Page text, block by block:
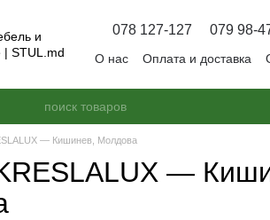
078 127-127 079 98-
О нас Оплата и доставка
— Кишинев, Молдова
—